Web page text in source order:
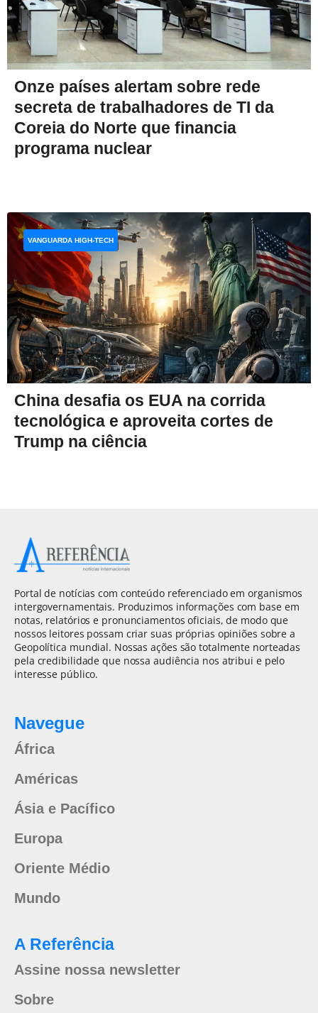
Onze países alertam sobre rede
secreta de trabalhadores de TI da
Coreia do Norte que financia
programa nuclear
China desafia os EUA na corrida
tecnológica e aproveita cortes de
Trump na ciência
VANGUARDA HIGH-TECH
Portal de notícias com conteúdo referenciado em organismos
intergovernamentais. Produzimos informações com base em
notas, relatórios e pronunciamentos oficiais, de modo que
nossos leitores possam criar suas próprias opiniões sobre a
Geopolítica mundial. Nossas ações são totalmente norteadas
pela credibilidade que nossa audiência nos atribui e pelo
interesse público.
Navegue
África
Américas
Ásia e Pacífico
Europa
Oriente Médio
Mundo
A Referência
Assine nossa newsletter
Sobre